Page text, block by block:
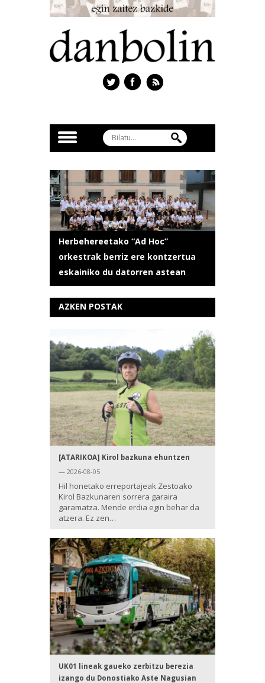
Herbehereetako “Ad Hoc”
orkestrak berriz ere kontzertua
eskainiko du datorren astean
AZKEN POSTAK
[ATARIKOA] Kirol bazkuna ehuntzen
— 2026-08-05
Hil honetako erreportajeak Zestoako
Kirol Bazkunaren sorrera garaira
garamatza. Mende erdia egin behar da
atzera. Ez zen…
UK01 lineak gaueko zerbitzu berezia
izango du Donostiako Aste Nagusian